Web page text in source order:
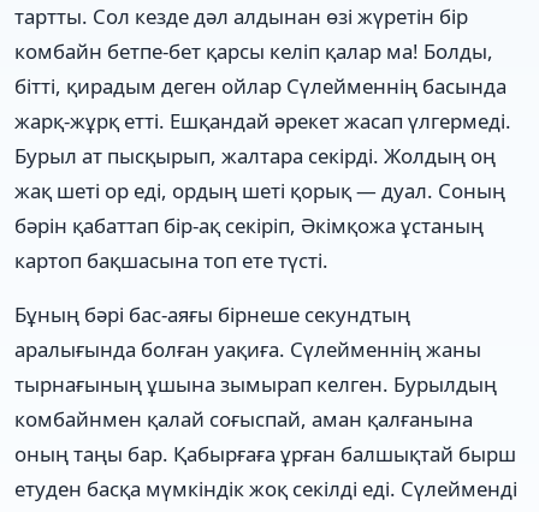
тартты. Сол кезде дәл алдынан өзі жүретін бір
комбайн бетпе-бет қарсы келіп қалар ма! Болды,
бітті, қирадым деген ойлар Сүлейменнің басында
жарқ-жұрқ етті. Ешқандай әрекет жасап үлгермеді.
Бурыл ат пысқырып, жалтара секірді. Жолдың оң
жақ шеті ор еді, ордың шеті қорық — дуал. Соның
бәрін қабаттап бір-ақ секіріп, Әкімқожа ұстаның
картоп бақшасына топ ете түсті.
Бұның бәрі бас-аяғы бірнеше секундтың
аралығында болған уақиға. Сүлейменнің жаны
тырнағының ұшына зымырап келген. Бурылдың
комбайнмен қалай соғыспай, аман қалғанына
оның таңы бар. Қабырғаға ұрған балшықтай бырш
етуден басқа мүмкіндік жоқ секілді еді. Сүлейменді